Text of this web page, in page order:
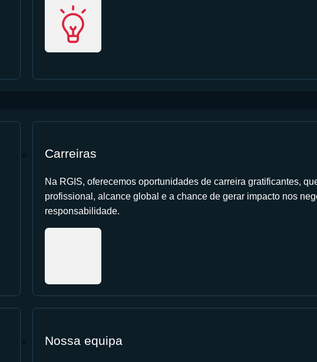
Carreiras
Na RGIS, oferecemos oportunidades de carreira gratificantes,
profissional, alcance global e a chance de gerar impacto nos
responsabilidade.
Nossa equipa